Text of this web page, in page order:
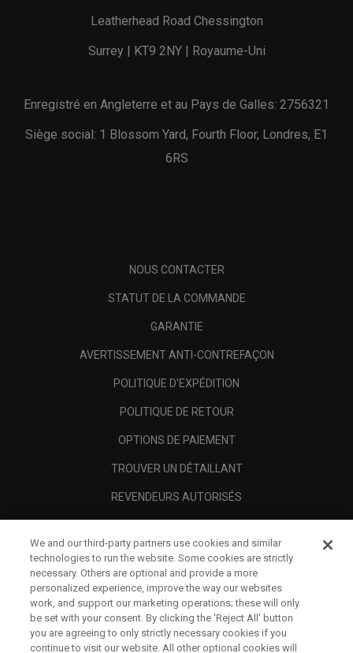
Leatherhead Road Chessington
Surrey | KT9 2NY | Royaume-Uni
Enregistré en Angleterre et au Pays de Galles: 2756321
Siège social: 1 Blossom Yard, Fourth Floor, Londres, E1
6RS
NOUS CONTACTER
STATUT DE LA COMMANDE
GARANTIE
AVERTISSEMENT ANTI-CONTREFAÇON
POLITIQUE D'EXPÉDITION
POLITIQUE DE RETOUR
OPTIONS DE PAIEMENT
TROUVER UN DÉTAILLANT
REVENDEURS AUTORISÉS
A PROPOS
MENTIONS LÉGALES
We and our third-party partners use cookies and similar
technologies to run the website. Some cookies are strictly
necessary. Others are optional and provide a more
personalized experience, improve the way our websites
work, and support our marketing operations; these will only
be set with your consent. By clicking the ‘Reject All' button
you are agreeing to only strictly necessary cookies if you
continue to visit our website. All other optional cookies will